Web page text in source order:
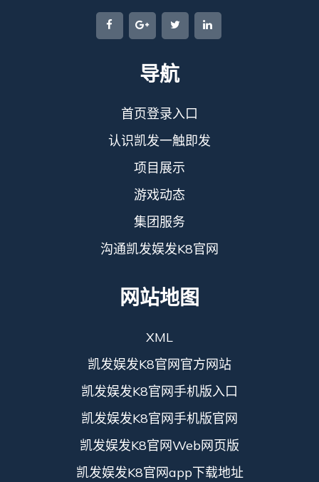
导航
首页登录入口
认识凯发一触即发
项目展示
游戏动态
集团服务
沟通凯发娱发K8官网
网站地图
XML
凯发娱发K8官网官方网站
凯发娱发K8官网手机版入口
凯发娱发K8官网手机版官网
凯发娱发K8官网Web网页版
凯发娱发K8官网app下载地址